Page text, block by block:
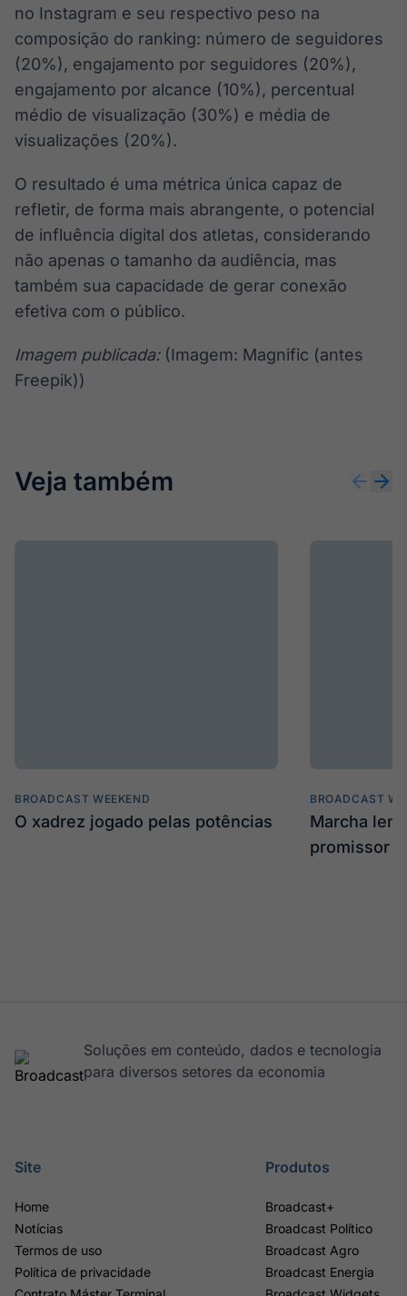
no Instagram e seu respectivo peso na
composição do ranking: número de seguidores
(20%), engajamento por seguidores (20%),
engajamento por alcance (10%), percentual
médio de visualização (30%) e média de
visualizações (20%).
O resultado é uma métrica única capaz de
refletir, de forma mais abrangente, o potencial
de influência digital dos atletas, considerando
não apenas o tamanho da audiência, mas
também sua capacidade de gerar conexão
efetiva com o público.
Imagem publicada:(Imagem: Magnific (antes
Freepik))
Veja também
BROADCAST WEEKEND
O xadrez jogado pelas potências
BROADCAST
Marcha
promissor
Soluções em conteúdo, dados e tecnologia
para diversos setores da economia
Site
Home
Notícias
Termos de uso
Política de privacidade
Produtos
Broadcast+
Broadcast Político
Broadcast Agro
Broadcast Energia